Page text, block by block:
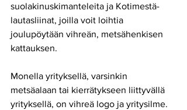
suolakinuskimanteleita ja Kotimestä-
lautasliinat, joilla voit loihtia
joulupöytään vihreän, metsähenkisen
kattauksen.
Monella yrityksellä, varsinkin
metsäalaan tai kierrätykseen liittyvällä
yrityksellä, on vihreä logo ja yritysilme.